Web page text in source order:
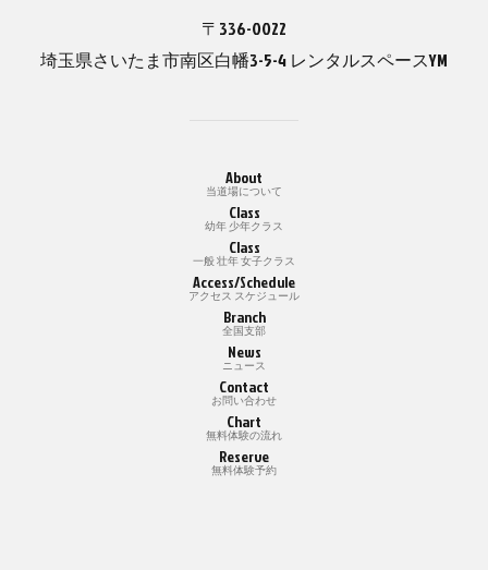
〒336-0022
埼玉県さいたま市南区白幡3-5-4 レンタルスペースYM
About
当道場について
Class
幼年 少年クラス
Class
一般 壮年 女子クラス
Access/Schedule
アクセス スケジュール
Branch
全国支部
News
ニュース
Contact
お問い合わせ
Chart
無料体験の流れ
Reserve
無料体験予約